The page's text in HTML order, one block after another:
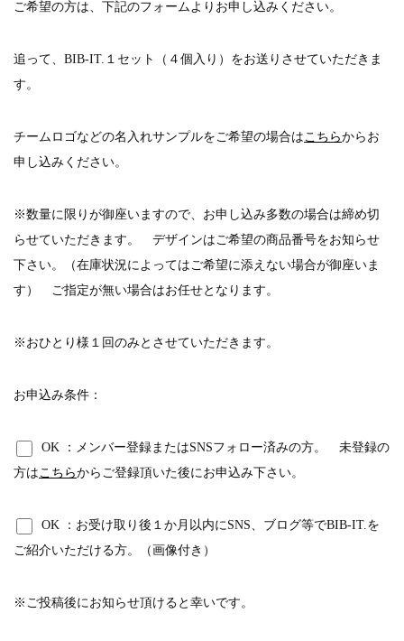
ご希望の方は、下記のフォームよりお申し込みください。
追って、BIB-IT.１セット（４個入り）をお送りさせていただきま
す。
チームロゴなどの名入れサンプルをご希望の場合は こちらからお
申し込みください。
※数量に限りが御座いますので、お申し込み多数の場合は締め切
らせていただきます。 デザインはご希望の商品番号をお知らせ
下さい。（在庫状況によってはご希望に添えない場合が御座いま
す） ご指定が無い場合はお任せとなります。
※おひとり様１回のみとさせていただきます。
お申込み条件：
OK
：メンバー登録またはSNSフォロー済みの方。 未登録の
方は こちらからご登録頂いた後にお申込み下さい。
OK
：お受け取り後１か月以内にSNS、ブログ等でBIB-IT.を
ご紹介いただける方。（画像付き）
※ご投稿後にお知らせ頂けると幸いです。